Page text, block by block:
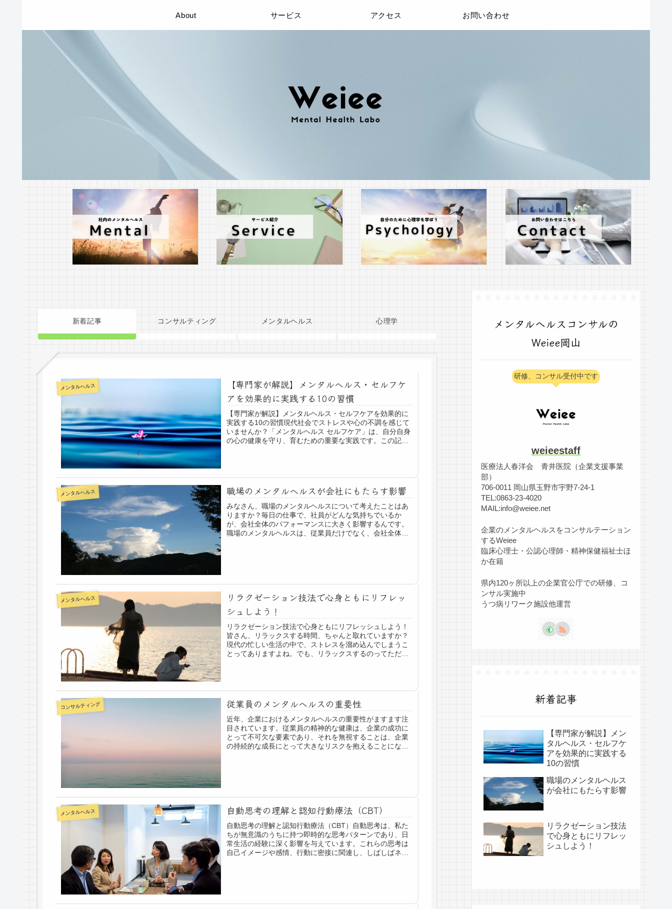
About サービス アクセス お問い合わせ
新着記事 コンサルティング メンタルヘルス 心理学
メンタルヘルス
【専門家が解説】メンタルヘルス・セルフケ
アを効果的に実践する10の習慣
【専門家が解説】メンタルヘルス・セルフケアを効果的に
実践する10の習慣現代社会でストレスや心の不調を感じて
いませんか？「メンタルヘルス セルフケア」は、自分自身
の心の健康を守り、育むための重要な実践です。この記事
メンタルヘルス 職場のメンタルヘルスが会社にもたらす影響
みなさん、職場のメンタルヘルスについて考えたことはあ
りますか？毎日の仕事で、社員がどんな気持ちでいるか
が、会社全体のパフォーマンスに大きく影響するんです。
職場のメンタルヘルスは、従業員だけでなく、会社全体の
メンタルヘルス
リラクゼーション技法で心身ともにリフレッ
シュしよう！
リラクゼーション技法で心身ともにリフレッシュしよう！
皆さん、リラックスする時間、ちゃんと取れていますか？
現代の忙しい生活の中で、ストレスを溜め込んでしまうこ
とってありますよね。でも、リラックスするのってただの
コンサルティング 従業員のメンタルヘルスの重要性
近年、企業におけるメンタルヘルスの重要性がますます注
目されています。従業員の精神的な健康は、企業の成功に
とって不可欠な要素であり、それを無視することは、企業
の持続的な成長にとって大きなリスクを抱えることになり
メンタルヘルス 自動思考の理解と認知行動療法（CBT）
自動思考の理解と認知行動療法（CBT）自動思考は、私た
ちが無意識のうちに持つ即時的な思考パターンであり、日
常生活の経験に深く影響を与えています。これらの思考は
自己イメージや感情、行動に密接に関連し、しばしばネガ
メンタルヘルスコンサルの
Weiee岡山
研修、コンサル受付中です
weieestaff
医療法人春洋会 青井医院（企業支援事業
部）
706-0011 岡山県玉野市宇野7-24-1
TEL:0863-23-4020
MAIL:info@weiee.net
企業のメンタルヘルスをコンサルテーション
するWeiee
臨床心理士・公認心理師・精神保健福祉士ほ
か在籍
県内120ヶ所以上の企業官公庁での研修、コ
ンサル実施中
うつ病リワーク施設他運営
新着記事
【専門家が解説】メン
タルヘルス・セルフケ
アを効果的に実践する
10の習慣
職場のメンタルヘルス
が会社にもたらす影響
リラクゼーション技法
で心身ともにリフレッ
シュしよう！